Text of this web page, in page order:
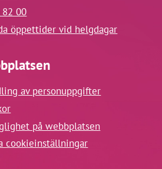
00
öppettider vid helgdagar
av personuppgifter
på webbplatsen
cookieinställningar